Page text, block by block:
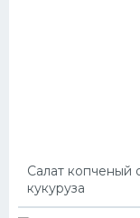
Салат копченый
кукуруза